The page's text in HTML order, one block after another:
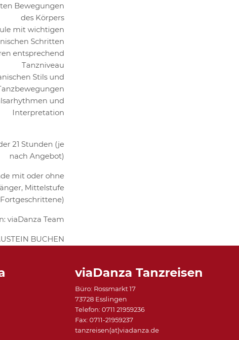
Bewegungen
des Körpers
mit wichtigen
Schritten
entsprechend
Tanzniveau
Stils und
und
Interpretation
21 Stunden (je
nach Angebot)
mit oder ohne
Mittelstufe
viaDanza Team
BUCHEN
viaDanza Tanzreisen
Büro: Rossmarkt 17
73728 Esslingen
Telefon: 0711 21959236
Fax: 0711-21959237
tanzreisen(at)viadanza.de